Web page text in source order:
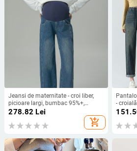
Jeansi de maternitate - croi liber,
picioare largi, bumbac 95%+,
toamnă 2024
278.82 Lei
add_shopping_cart
-